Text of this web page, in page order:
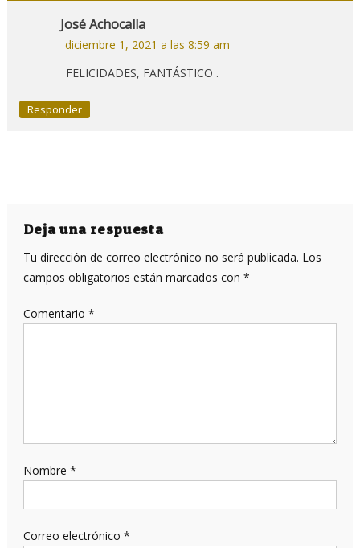
José Achocalla
diciembre 1, 2021 a las 8:59 am
FELICIDADES, FANTÁSTICO .
Responder
Deja una respuesta
Tu dirección de correo electrónico no será publicada. Los
campos obligatorios están marcados con *
Comentario *
Nombre *
Correo electrónico *